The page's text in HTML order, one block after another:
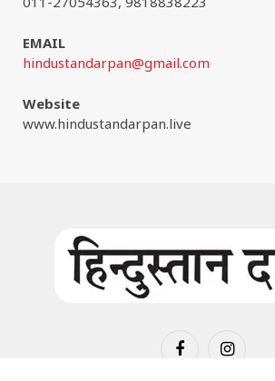
EMAIL
hindustandarpan@gmail.com
Website
www.hindustandarpan.live
FacebookInstagram